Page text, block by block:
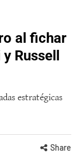
al fichar
Russell
estratégicas
Share